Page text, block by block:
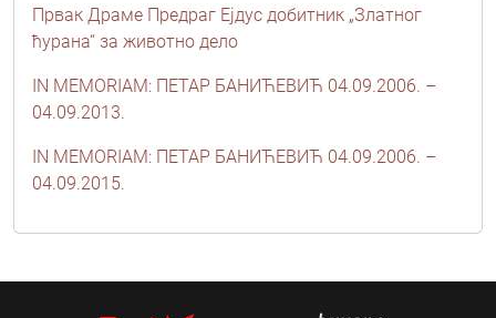
Првак Драме Предраг Ејдус добитник „Златног
ћурана“ за животно дело
IN MEMORIAM: ПЕТАР БАНИЋЕВИЋ 04.09.2006. –
04.09.2013.
IN MEMORIAM: ПЕТАР БАНИЋЕВИЋ 04.09.2006. –
04.09.2015.